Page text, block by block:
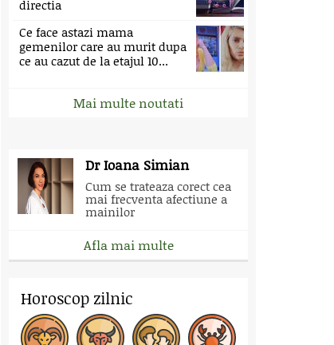
directia
Ce face astazi mama
gemenilor care au murit dupa
ce au cazut de la etajul 10...
Mai multe noutati
Dr Ioana Simian
Cum se trateaza corect cea
mai frecventa afectiune a
mainilor
Afla mai multe
Horoscop zilnic